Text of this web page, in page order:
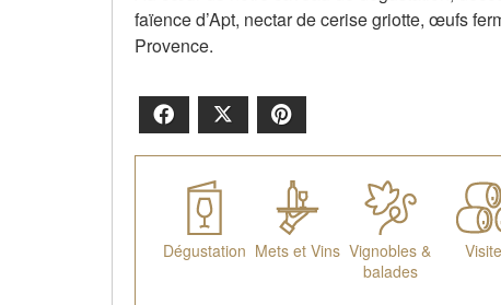
faïence d’Apt, nectar de cerise griotte, œufs
Provence.
Facebook
Dégustation Mets et Vins Vignobles &
balades
Visite